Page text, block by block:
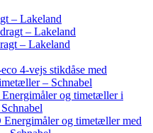
– Lakeland
– Lakeland
– Lakeland
4-vejs stikdåse med
– Schnabel
og timetæller i
og timetæller med